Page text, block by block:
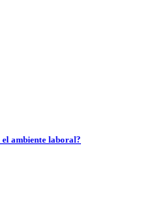
el ambiente laboral?